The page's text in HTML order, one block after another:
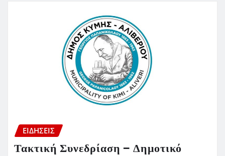
ΕΙΔΗΣΕΙΣ
Τακτική Συνεδρίαση – Δημοτικό